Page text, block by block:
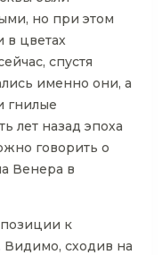
но при этом
в цветах
спустя
именно они, а
гнилые
лет назад эпоха
говорить о
Венера в
к
Видимо, сходив на